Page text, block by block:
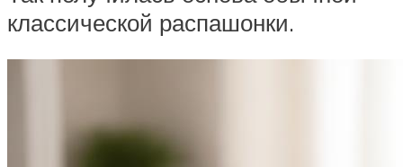
классической распашонки.